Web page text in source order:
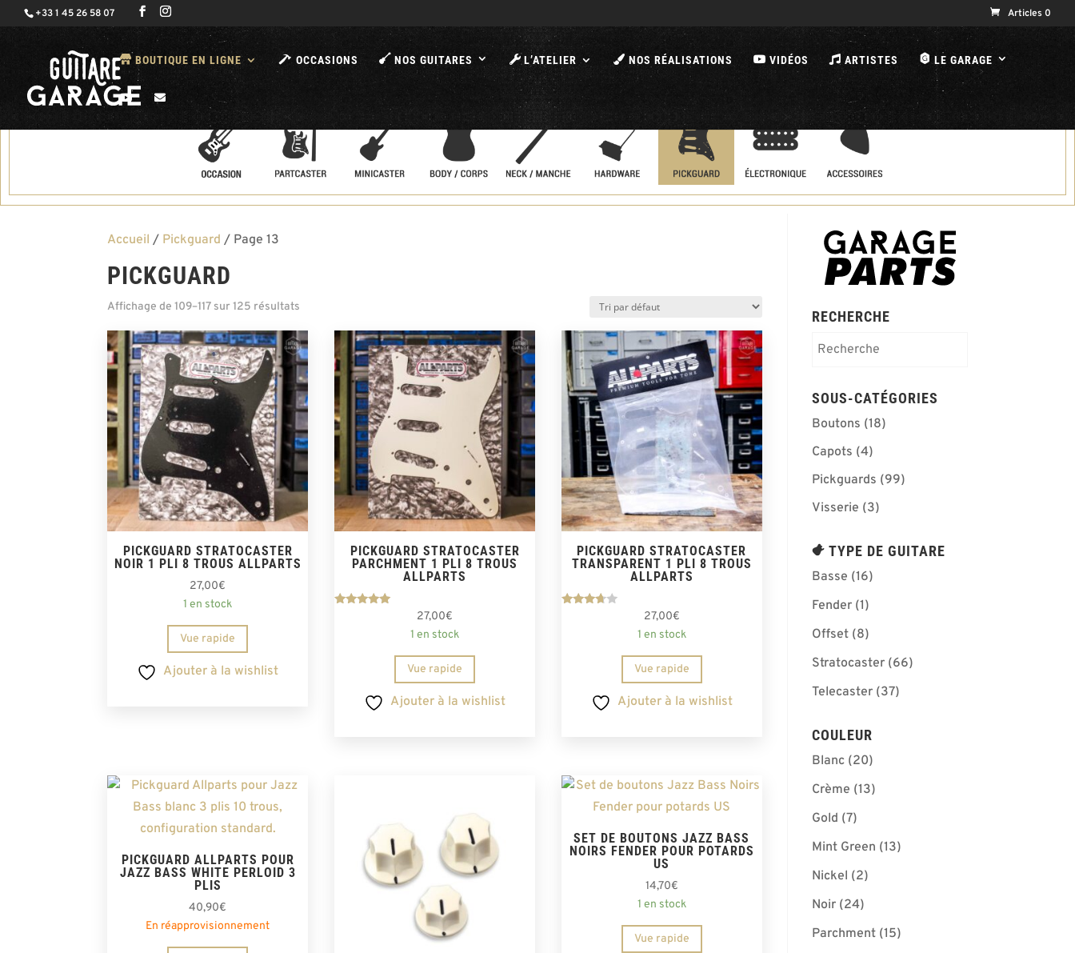
+33 1 45 26 58 07 Articles 0
BOUTIQUE EN LIGNE OCCASIONS A NOS GUITARES L’ATELIER NOS RÉALISATIONS VIDÉOS ARTISTES B LE GARAGE
Accueil / Pickguard / Page 13
PICKGUARD
Affichage de 109–117 sur 125 résultats
PICKGUARD STRATOCASTER
NOIR 1 PLI 8 TROUS ALLPARTS
27,00€
1 en stock
Vue rapide
Ajouter à la wishlist
PICKGUARD STRATOCASTER
PARCHMENT 1 PLI 8 TROUS
ALLPARTS
27,00€
1 en stock
Vue rapide
Ajouter à la wishlist
PICKGUARD STRATOCASTER
TRANSPARENT 1 PLI 8 TROUS
ALLPARTS
27,00€
1 en stock
Vue rapide
Ajouter à la wishlist
PICKGUARD ALLPARTS POUR
JAZZ BASS WHITE PERLOID 3
PLIS
40,90€
En réapprovisionnement
SET DE BOUTONS JAZZ BASS
NOIRS FENDER POUR POTARDS
US
14,70€
1 en stock
Vue rapide
RECHERCHE
SOUS-CATÉGORIES
Boutons (18)
Capots (4)
Pickguards (99)
Visserie (3)
TYPE DE GUITARE
Basse (16)
Fender (1)
Offset (8)
Stratocaster (66)
Telecaster (37)
COULEUR
Blanc (20)
Crème (13)
Gold (7)
Mint Green (13)
Nickel (2)
Noir (24)
Parchment (15)